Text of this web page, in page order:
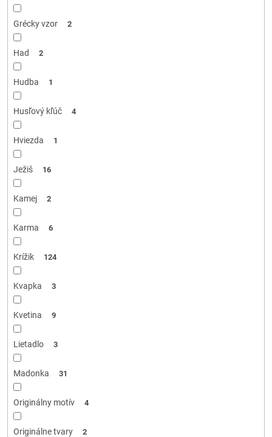
Grécky vzor 2
Had 2
Hudba 1
Husľový kľúč 4
Hviezda 1
Ježiš 16
Kamej 2
Karma 6
Krížik 124
Kvapka 3
Kvetina 9
Lietadlo 3
Madonka 31
Originálny motív 4
Originálne tvary 2